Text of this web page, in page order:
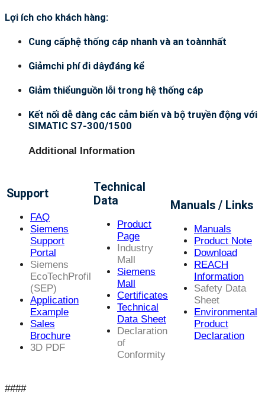
Lợi ích cho khách hàng:
Cung cấphệ thống cáp nhanh và an toànnhất
Giảmchi phí đi dâyđáng kể
Giảm thiểunguồn lỗi trong hệ thống cáp
Kết nối dễ dàng các cảm biến và bộ truyền động với
SIMATIC S7-300/1500
Additional Information
Support
FAQ
Siemens
Support
Portal
Siemens
EcoTechProfil
(SEP)
Application
Example
Sales
Brochure
3D PDF
Technical
Data
Product
Page
Industry
Mall
Siemens
Mall
Certificates
Technical
Data Sheet
Declaration
of
Conformity
Manuals / Links
Manuals
Product Note
Download
REACH
Information
Safety Data
Sheet
Environmental
Product
Declaration
####